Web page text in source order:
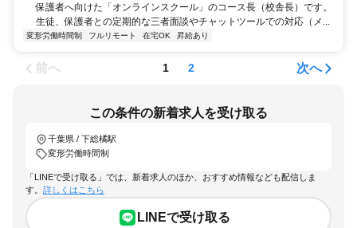
保護者へ向けた「オンラインスクール」のコース長（校舎長）です。
生徒、保護者との定期的な三者面談やチャットツールでの対応（メ...
変形労働時間制 フルリモート 在宅OK 昇給あり
前へ 1 2 次へ
この条件の新着求人を受け取る
千葉県 / 下総橘駅
変形労働時間制
「LINEで受け取る」では、新着求人のほか、おすすめ情報なども配信しま
す。 詳しくはこちら
LINEで受け取る